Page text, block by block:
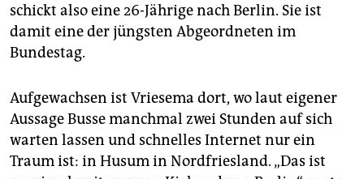
schickt also eine 26-Jährige nach Berlin. Sie ist
damit eine der jüngsten Abgeordneten im
Bundestag.
Aufgewachsen ist Vriesema dort, wo laut eigener
Aussage Busse manchmal zwei Stunden auf sich
warten lassen und schnelles Internet nur ein
Traum ist: in Husum in Nordfriesland. „Das ist